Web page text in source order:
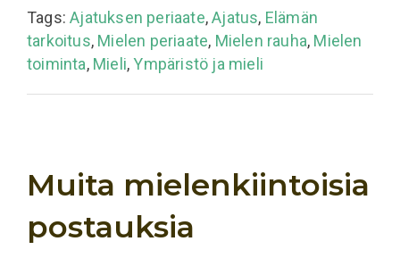
Tags:Ajatuksen periaate,Ajatus, Elämän
tarkoitus, Mielen periaate, Mielen rauha, Mielen
toiminta, Mieli,Ympäristö ja mieli
Muita mielenkiintoisia
postauksia